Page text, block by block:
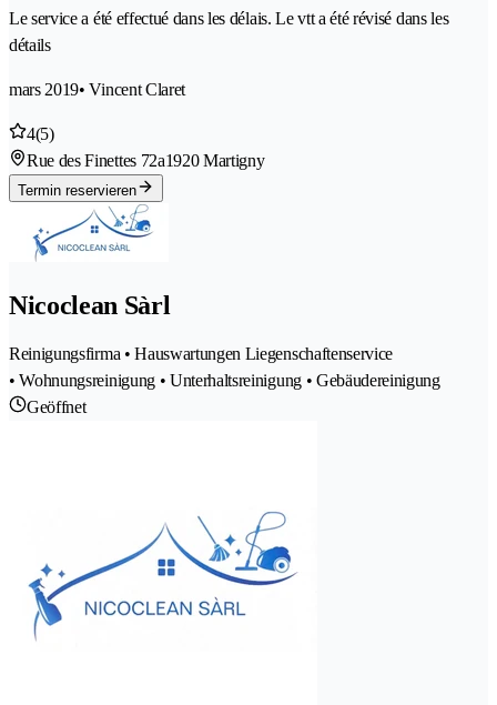
Le service a été effectué dans les délais. Le vtt a été révisé dans les
détails
mars 2019• Vincent Claret
4(5)
Rue des Finettes 72a1920 Martigny
Termin reservieren
Nicoclean Sàrl
Reinigungsfirma • Hauswartungen Liegenschaftenservice
• Wohnungsreinigung • Unterhaltsreinigung • Gebäudereinigung
Geöffnet